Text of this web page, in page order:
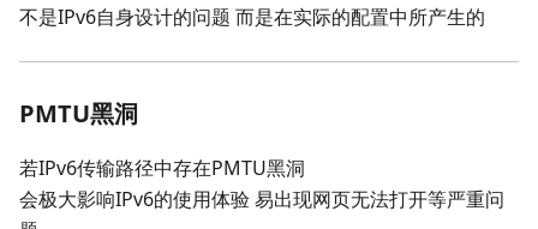
不是IPv6自身设计的问题 而是在实际的配置中所产生的
PMTU黑洞
若IPv6传输路径中存在PMTU黑洞
会极大影响IPv6的使用体验 易出现网页无法打开等严重问